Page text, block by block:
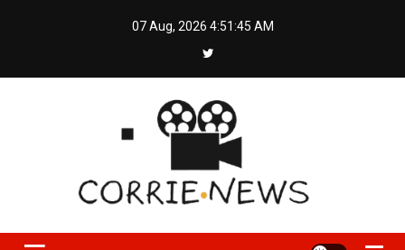
07 Aug, 2026 4:51:46 AM